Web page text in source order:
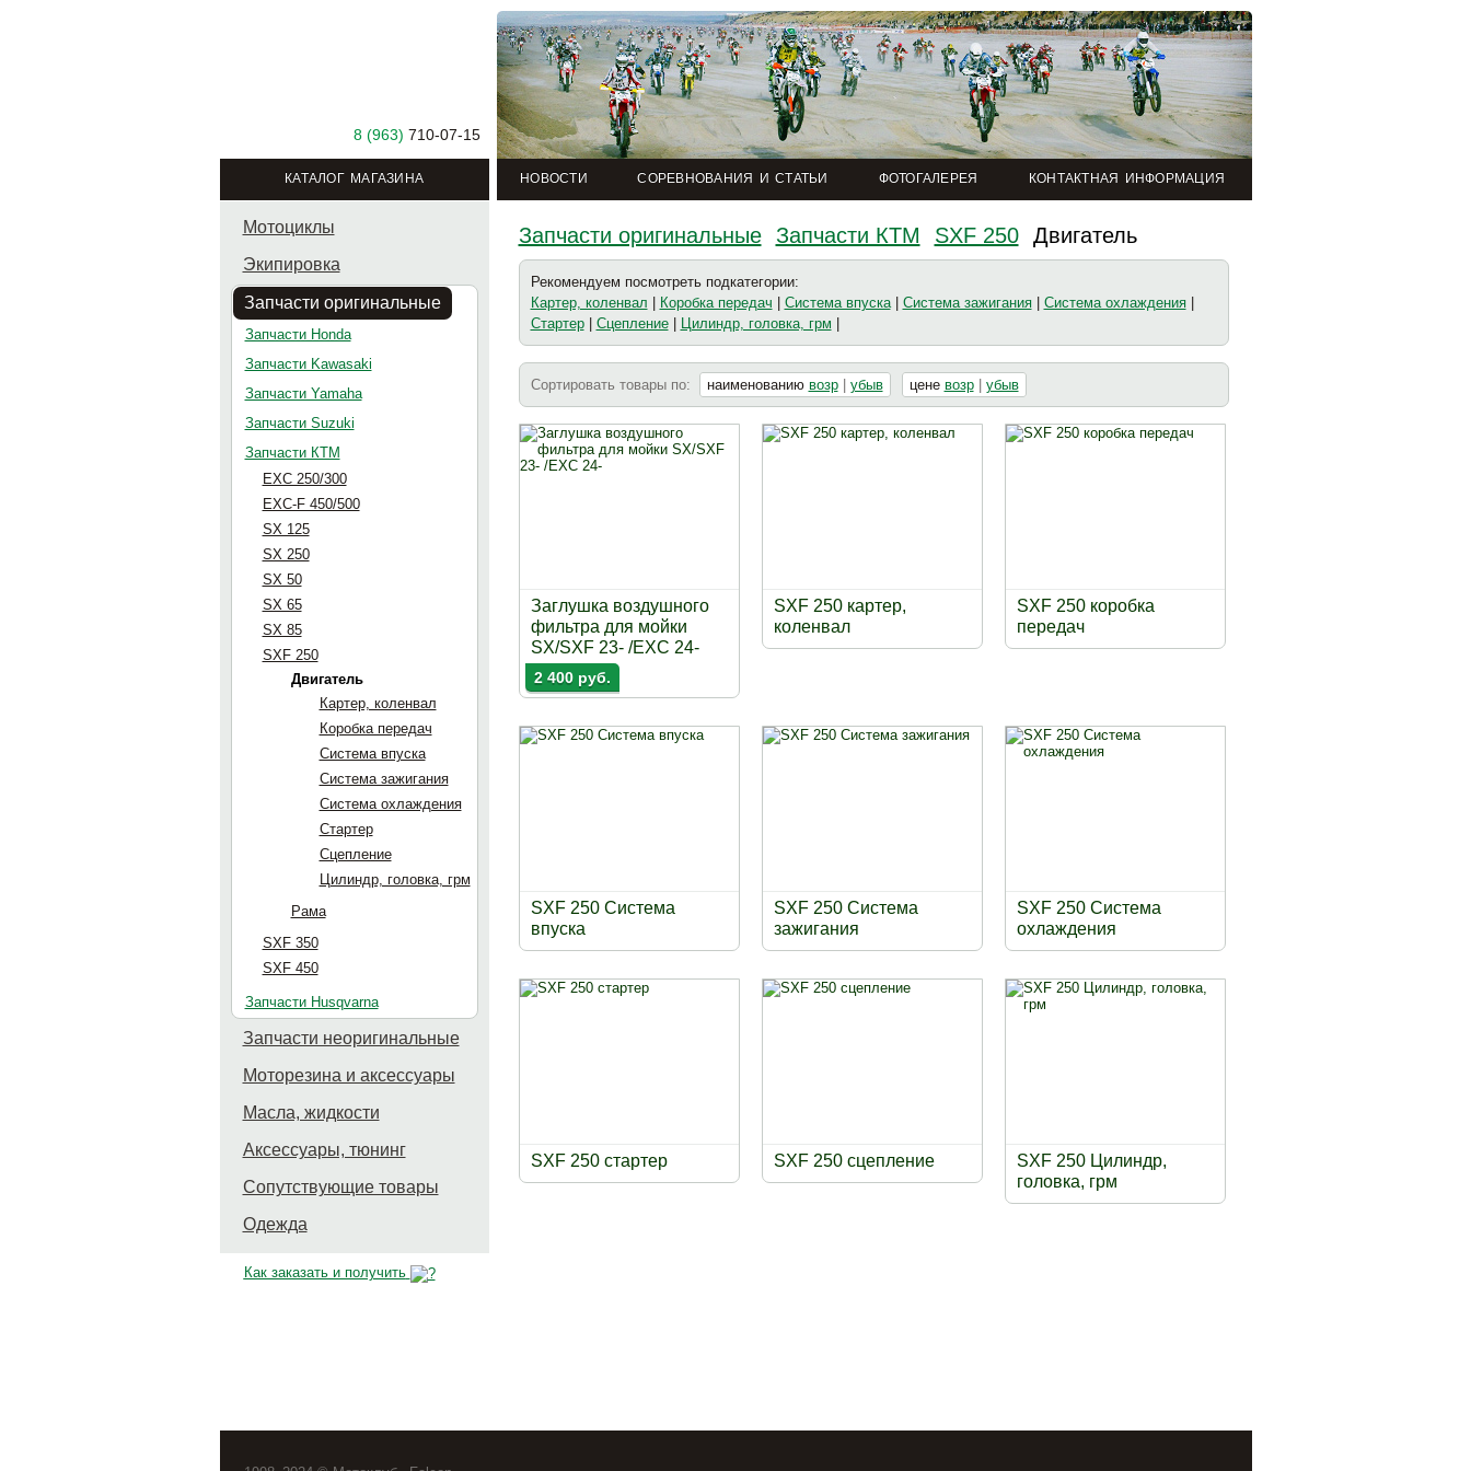
8 (963) 710-07-15
КАТАЛОГ МАГАЗИНА НОВОСТИ СОРЕВНОВАНИЯ И СТАТЬИ ФОТОГАЛЕРЕЯ КОНТАКТНАЯ ИНФОРМАЦИЯ
Мотоциклы
Экипировка
Запчасти оригинальные
Запчасти Honda
Запчасти Kawasaki
Запчасти Yamaha
Запчасти Suzuki
Запчасти КТМ
EXC 250/300
EXC-F 450/500
SX 125
SX 250
SX 50
SX 65
SX 85
SXF 250
Двигатель
Картер, коленвал
Коробка передач
Система впуска
Система зажигания
Система охлаждения
Стартер
Сцепление
Цилиндр, головка, грм
Рама
SXF 350
SXF 450
Запчасти Husqvarna
Запчасти неоригинальные
Моторезина и аксессуары
Масла, жидкости
Аксессуары, тюнинг
Сопутствующие товары
Одежда
Как заказать и получить
Запчасти оригинальные Запчасти КТМ SXF 250 Двигатель
Рекомендуем посмотреть подкатегории:
Картер, коленвал
Коробка передач Система впуска| Система зажигания| Система охлаждения|
Стартер| Сцепление| Цилиндр, головка, грм
Сортировать товары по: наименованию возр убыв цене возр убыв
Заглушка воздушного
фильтра для мойки
SX/SXF 23- /EXC 24-
2 400 руб.
SXF 250 картер,
коленвал
SXF 250 коробка
передач
SXF 250 Система
впуска
SXF 250 Система
зажигания
SXF 250 Система
охлаждения
SXF 250 стартер SXF 250 сцепление
SXF 250 Цилиндр,
головка, грм